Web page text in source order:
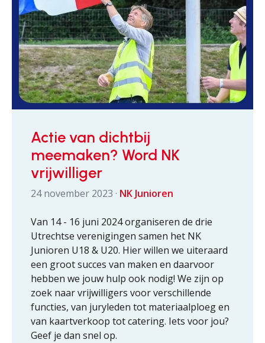
Actie van dichtbij
meemaken? Word NK
vrijwilliger
24 november 2023 · NK Junioren
Van 14 - 16 juni 2024 organiseren de drie
Utrechtse verenigingen samen het NK
Junioren U18 & U20. Hier willen we uiteraard
een groot succes van maken en daarvoor
hebben we jouw hulp ook nodig! We zijn op
zoek naar vrijwilligers voor verschillende
functies, van juryleden tot materiaalploeg en
van kaartverkoop tot catering. Iets voor jou?
Geef je dan snel op.